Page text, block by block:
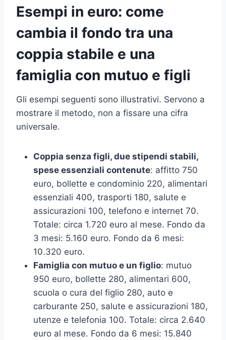
Esempi in euro: come
cambia il fondo tra una
coppia stabile e una
famiglia con mutuo e figli
Gli esempi seguenti sono illustrativi. Servono a
mostrare il metodo, non a fissare una cifra
universale.
Coppia senza figli, due stipendi stabili,
spese essenziali contenute: affitto 750
euro, bollette e condominio 220, alimentari
essenziali 400, trasporti 180, salute e
assicurazioni 100, telefono e internet 70.
Totale: circa 1.720 euro al mese. Fondo da
3 mesi: 5.160 euro. Fondo da 6 mesi:
10.320 euro.
Famiglia con mutuo e un figlio: mutuo
950 euro, bollette 280, alimentari 600,
scuola o cura del figlio 280, auto e
carburante 250, salute e assicurazioni 180,
utenze e telefonia 100. Totale: circa 2.640
euro al mese. Fondo da 6 mesi: 15.840